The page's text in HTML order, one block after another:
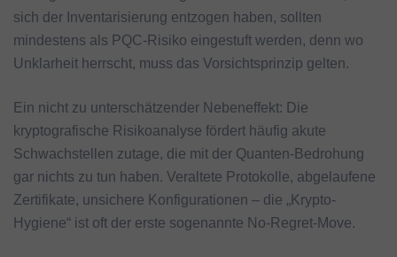
sich der Inventarisierung entzogen haben, sollten
mindestens als PQC-Risiko eingestuft werden, denn wo
Unklarheit herrscht, muss das Vorsichtsprinzip gelten.
Ein nicht zu unterschätzender Nebeneffekt: Die
kryptografische Risikoanalyse fördert häufig akute
Schwachstellen zutage, die mit der Quanten-Bedrohung
gar nichts zu tun haben. Veraltete Protokolle, abgelaufene
Zertifikate, unsichere Konfigurationen – die „Krypto-
Hygiene“ ist oft der erste sogenannte No-Regret-Move.